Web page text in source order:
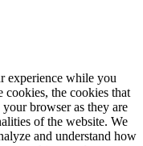
experience while you
cookies, the cookies that
your browser as they are
of the website. We
and understand how